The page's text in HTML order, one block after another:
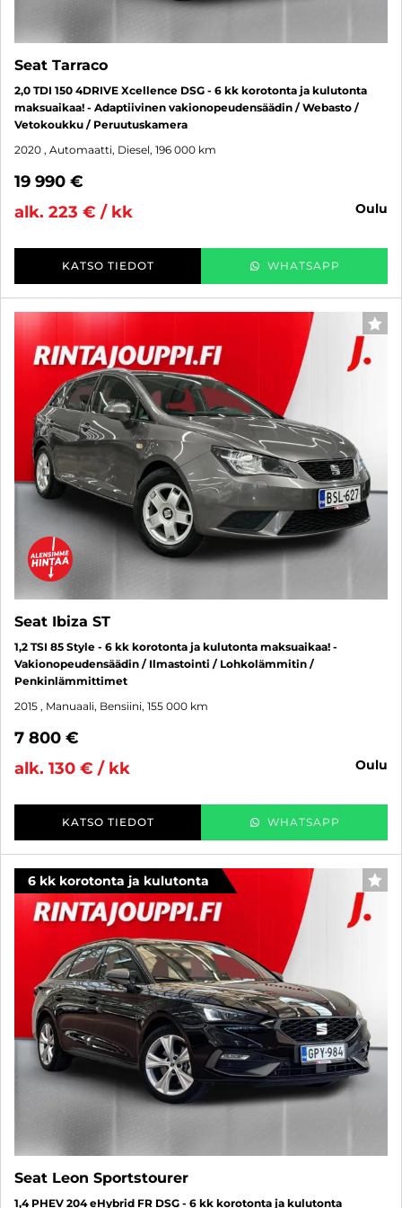
Seat Tarraco
2,0 TDI 150 4DRIVE Xcellence DSG - 6 kk korotonta ja kulutonta
maksuaikaa! - Adaptiivinen vakionopeudensäädin / Webasto /
Vetokoukku / Peruutuskamera
2020 , Automaatti, Diesel, 196 000 km
19 990 €
alk. 223 € / kk
oulu
KATSO TIEDOT WHATSAPP
Seat Ibiza ST
1,2 TSI 85 Style - 6 kk korotonta ja kulutonta maksuaikaa! -
Vakionopeudensäädin / Ilmastointi / Lohkolämmitin /
Penkinlämmittimet
2015 , Manuaali, Bensiini, 155 000 km
7 800 €
alk. 130 € / kk
oulu
KATSO TIEDOT WHATSAPP
6 kk korotonta ja kulutonta
Seat Leon Sportstourer
1,4 PHEV 204 eHybrid FR DSG - 6 kk korotonta ja kulutonta